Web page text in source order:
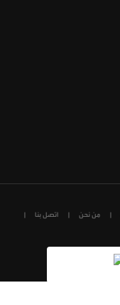
اتصل بنا من نحن